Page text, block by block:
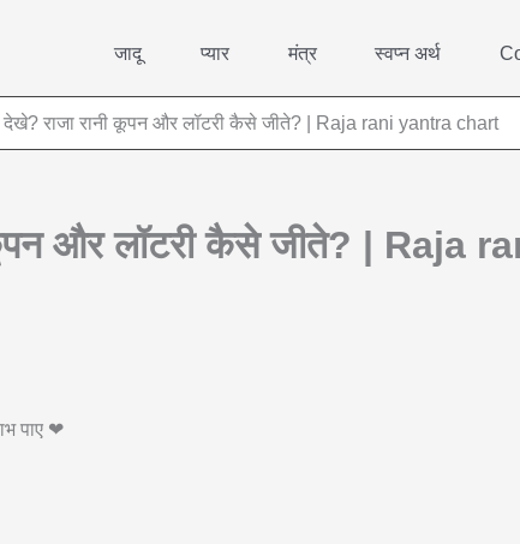
जादू प्यार मंत्र स्वप्न अर्थ
देखे? राजा रानी कूपन और लॉटरी कैसे जीते? | Raja rani yantra chart
कूपन और लॉटरी कैसे जीते? | Raja
पाए ❤